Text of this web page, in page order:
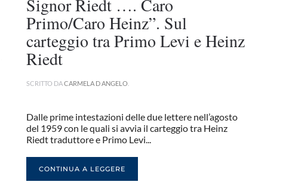
Signor Riedt …. Caro
Primo/Caro Heinz”. Sul
carteggio tra Primo Levi e Heinz
Riedt
SCRITTO DACARMELA D ANGELO.
Dalle prime intestazioni delle due lettere nell’agosto
del 1959 con le quali si avvia il carteggio tra Heinz
Riedt traduttore e Primo Levi...
CONTINUA A LEGGERE